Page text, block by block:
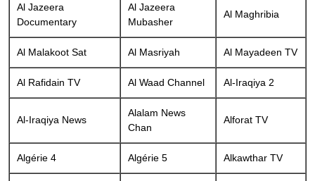
Al Jazeera
Documentary
Al Jazeera
Mubasher
Al Maghribia
Al Malakoot Sat Al Masriyah Al Mayadeen TV
Al Rafidain TV Al Waad Channel Al-Iraqiya 2
Al-Iraqiya News
Alalam News
Chan
Alforat TV
Algérie 4 Algérie 5 Alkawthar TV